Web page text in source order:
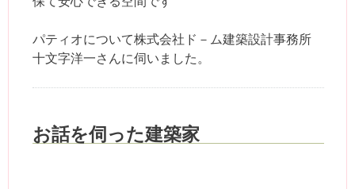
パティオについて株式会社ド－ム建築設計事務所
十文字洋一さんに伺いました。
お話を伺った建築家